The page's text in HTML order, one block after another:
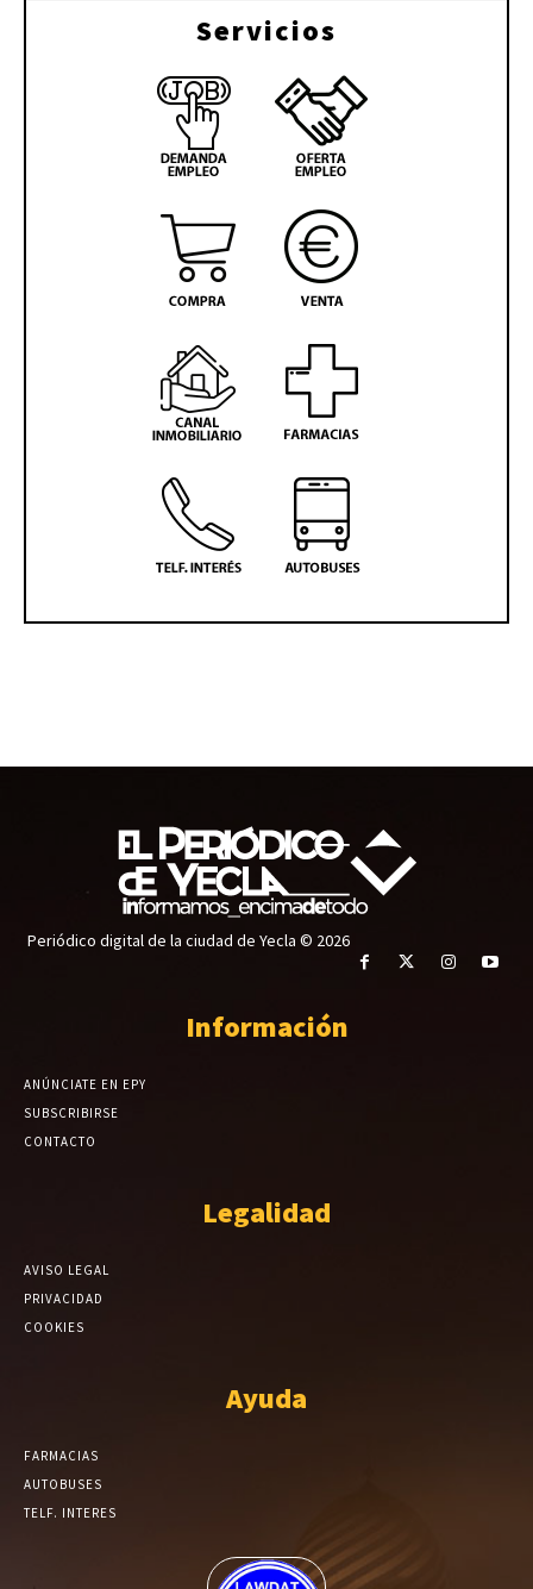
Servicios
Periódico digital de la ciudad de Yecla © 2026
Información
ANÚNCIATE EN EPY
SUBSCRIBIRSE
CONTACTO
Legalidad
AVISO LEGAL
PRIVACIDAD
COOKIES
Ayuda
FARMACIAS
AUTOBUSES
TELF. INTERES